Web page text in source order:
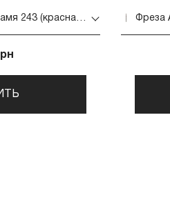
Фреза Алмазная Пламя 243 (красная 514.016)